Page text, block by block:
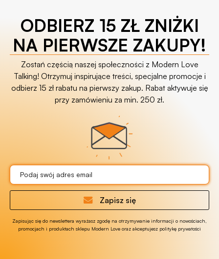
ODBIERZ 15 ZŁ ZNIŻKI
NA PIERWSZE ZAKUPY!
Zostań częścią naszej społeczności z Modern Love
Talking! Otrzymuj inspirujące treści, specjalne promocje i
odbierz 15 zł rabatu na pierwszy zakup. Rabat aktywuje się
przy zamówieniu za min. 250 zł.
Zapisz się
Zapisując się do newslettera wyrażasz zgodę na otrzymywanie informacji o nowościach,
promocjach i produktach sklepu Modern Love oraz akceptujesz politykę prywatości